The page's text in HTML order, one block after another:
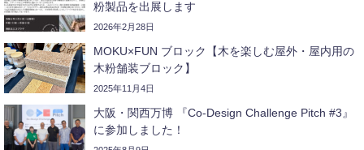
粉製品を出展します
2026年2月28日
MOKU×FUN ブロック【木を楽しむ屋外・屋内用の
木粉舗装ブロック】
2025年11月4日
大阪・関西万博 『Co-Design Challenge Pitch #3』
に参加しました！